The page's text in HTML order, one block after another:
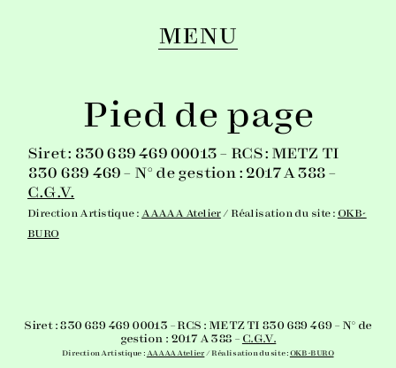
MENU
Pied de page
Siret : 830 689 469 00013 – RCS : METZ TI
830 689 469 – N° de gestion : 2017 A 388 –
C.G.V.
Direction Artistique :AAAAA Atelier/ Réalisation du site : OKB-
BURO
Siret : 830 689 469 00013 – RCS : METZ TI 830 689 469 – N° de
gestion : 2017 A 388 – C.G.V.
Direction Artistique : AAAAA Atelier / Réalisation du site : OKB-BURO